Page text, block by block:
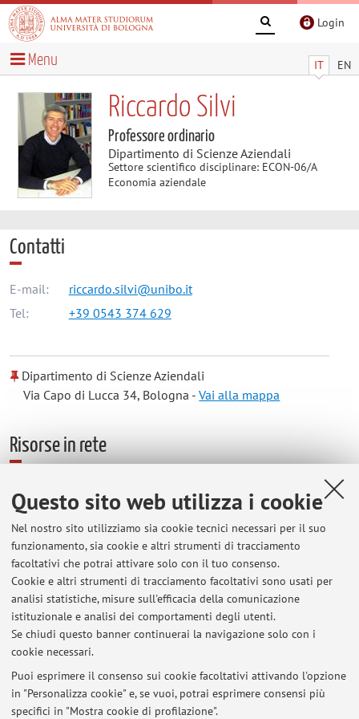
Questo sito web utilizza i cookie
Nel nostro sito utilizziamo sia cookie tecnici necessari per il suo
funzionamento, sia cookie e altri strumenti di tracciamento
facoltativi che potrai attivare solo con il tuo consenso.
Cookie e altri strumenti di tracciamento facoltativi sono usati per
analisi statistiche, misure sull'efficacia della comunicazione
istituzionale e analisi dei comportamenti degli utenti.
Se chiudi questo banner continuerai la navigazione solo con i
cookie necessari.
Puoi esprimere il consenso sui cookie facoltativi attivando l'opzione
in "Personalizza cookie" e, se vuoi, potrai esprimere consensi più
specifici in "Mostra cookie di profilazione".
Login
IT EN
Menu
Riccardo Silvi
Professore ordinario
Dipartimento di Scienze Aziendali
Settore scientifico disciplinare: ECON-06/A
Economia aziendale
Contatti
E-mail:
riccardo.silvi@unibo.it
Tel:
+39 0543 374 629
Dipartimento di Scienze Aziendali
Via Capo di Lucca 34, Bologna -Vai alla mappa
Risorse in rete
Orario di ricevimento
Il ricevimento è on line tramite la piattaforma MS Teams,
previo apputamento da concordare via mail.
Ultimi avvisi